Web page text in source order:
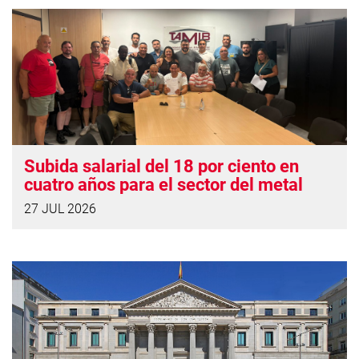
Subida salarial del 18 por ciento en
cuatro años para el sector del metal
27 JUL 2026